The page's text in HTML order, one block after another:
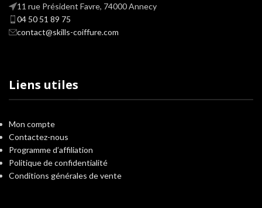
11 rue Président Favre, 74000 Annecy
04 50 51 89 75
contact@skills-coiffure.com
Liens utiles
Mon compte
Contactez-nous
Programme d’affiliation
Politique de confidentialité
Conditions générales de vente